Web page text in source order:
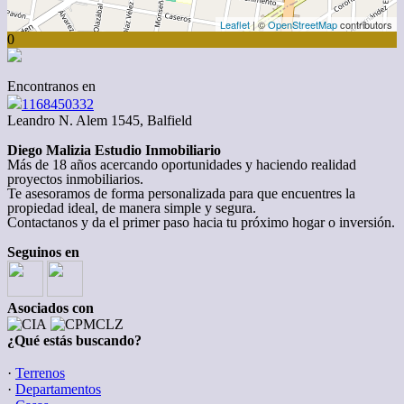
Leaflet| ©OpenStreetMapcontributors
0
Encontranos en
1168450332
Leandro N. Alem 1545, Balfield
Diego Malizia Estudio Inmobiliario
Más de 18 años acercando oportunidades y haciendo realidad
proyectos inmobiliarios.
Te asesoramos de forma personalizada para que encuentres la
propiedad ideal, de manera simple y segura.
Contactanos y da el primer paso hacia tu próximo hogar o inversión.
Seguinos en
Asociados con
¿Qué estás buscando?
· Terrenos
· Departamentos